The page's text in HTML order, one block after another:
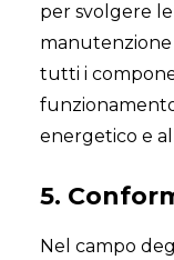
per svolgere
tutti i
energetico e
5.
Nel campo